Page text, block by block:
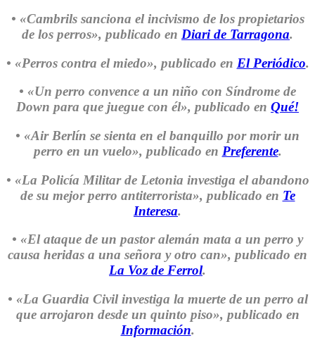
• «Cambrils sanciona el incivismo de los propietarios
de los perros», publicado en Diari de Tarragona.
• «Perros contra el miedo», publicado en El Periódico.
• «Un perro convence a un niño con Síndrome de
Down para que juegue con él», publicado en Qué!
• «Air Berlín se sienta en el banquillo por morir un
perro en un vuelo», publicado en Preferente.
• «La Policía Militar de Letonia investiga el abandono
de su mejor perro antiterrorista», publicado en Te
Interesa.
• «El ataque de un pastor alemán mata a un perro y
causa heridas a una señora y otro can», publicado en
La Voz de Ferrol.
• «La Guardia Civil investiga la muerte de un perro al
que arrojaron desde un quinto piso», publicado en
Información.